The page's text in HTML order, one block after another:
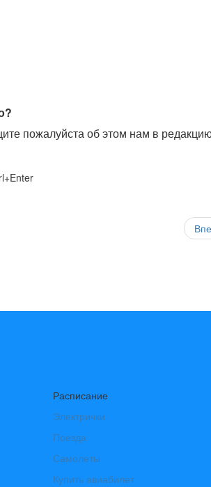
пожалуйста об этом нам в
Расписание
Электрички
Поезда
Самолеты
Купить авиабилет